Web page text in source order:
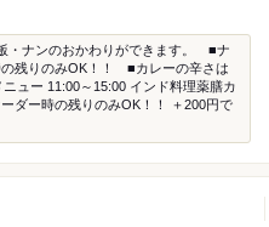
・ナンのおかわりができます。 ■ナ
残りのみOK！！ ■カレーの辛さは
ュー 11:00～15:00 インド料理薬膳カ
ダー時の残りのみOK！！ ＋200円で